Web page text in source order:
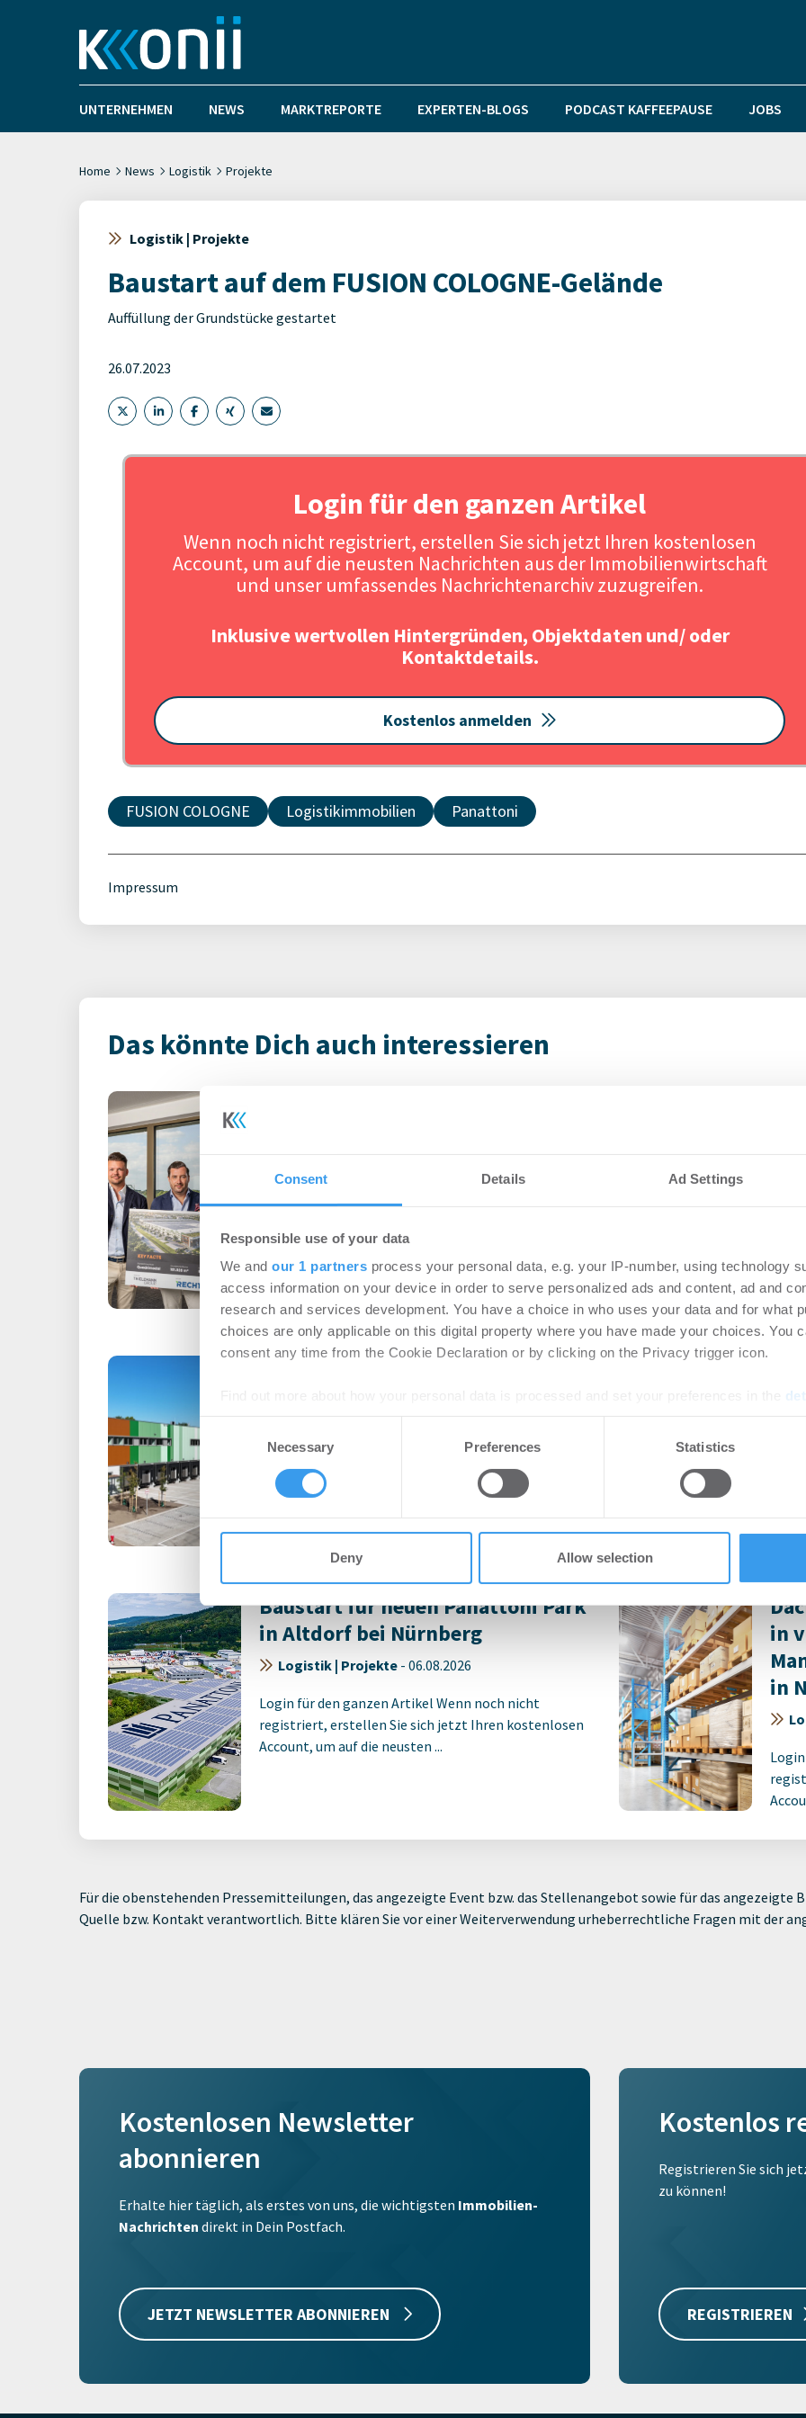
Consent Details Ad Settings
Responsible use of your data
We and our 1 partners process your personal data, e.g. your IP-number, using technology
access information on your device in order to serve personalized ads and content, ad and
research and services development. You have a choice in who uses your data and for what
choices are only applicable on this digital property where you have made your choices. You
consent any time from the Cookie Declaration or by clicking on the Privacy trigger icon.
We use cookies to personalise content and ads, to provide social media features and to
other information that you’ve provided to them or that they’ve collected from your use of their
Consent
Selection
Necessary Preferences Statistics
Deny Allow selection
UNTERNEHMEN NEWS MARKTREPORTE EXPERTEN-BLOGS PODCAST KAFFEEPAUSE JOBS
Home News Logistik Projekte
Logistik | Projekte
Baustart auf dem FUSION COLOGNE-Gelände
Auffüllung der Grundstücke gestartet
26.07.2023
Login für den ganzen Artikel
Wenn noch nicht registriert, erstellen Sie sich jetzt Ihren kostenlosen
Account, um auf die neusten Nachrichten aus der Immobilienwirtschaft
und unser umfassendes Nachrichtenarchiv zuzugreifen.
Inklusive wertvollen Hintergründen, Objektdaten und/ oder
Kontaktdetails.
Kostenlos anmelden
FUSION COLOGNE Logistikimmobilien Panattoni
Impressum
Das könnte Dich auch interessieren
Logistik-Campus für RECHT
Logistik Gruppe in Köln
im Quartier FUSION COLOGNE der Häfen und
Güterverkehr Köln AG (HGK) direkt am ...
OMNIDOCKS und PRODAC stellen
Login für den ganzen Artikel Wenn noch nicht
registriert, erstellen Sie sich jetzt Ihren kostenlosen
Mit
im
die
Baustart für neuen Panattoni Park
in Altdorf bei Nürnberg
Logistik | Projekte - 06.08.2026
Login für den ganzen Artikel Wenn noch nicht
registriert, erstellen Sie sich jetzt Ihren kostenlosen
Account, um auf die neusten ...
in
in
Für die obenstehenden Pressemitteilungen, das angezeigte Event bzw. das Stellenangebot sowie für das angezeigte
Quelle bzw. Kontakt verantwortlich. Bitte klären Sie vor einer Weiterverwendung urheberrechtliche Fragen mit der
Kostenlosen Newsletter
abonnieren
Erhalte hier täglich, als erstes von uns, die wichtigsten Immobilien-
Nachrichten direkt in Dein Postfach.
JETZT NEWSLETTER ABONNIEREN
Kostenlos
Registrieren Sie sich
zu können!
REGISTRIEREN